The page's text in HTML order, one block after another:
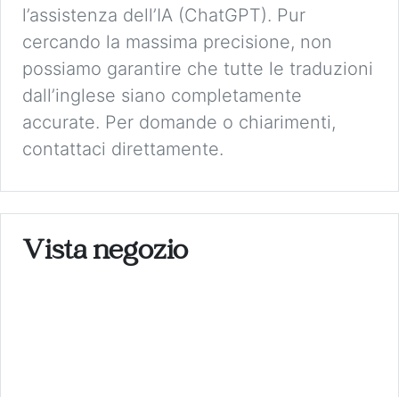
l’assistenza dell’IA (ChatGPT). Pur
cercando la massima precisione, non
possiamo garantire che tutte le traduzioni
dall’inglese siano completamente
accurate. Per domande o chiarimenti,
contattaci direttamente.
Vista negozio